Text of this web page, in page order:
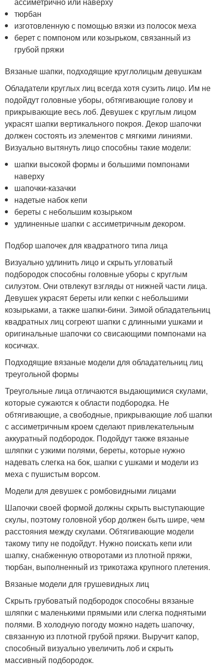
тюрбан
изготовленную с помощью вязки из полосок меха
берет с помпоном или козырьком, связанный из
грубой пряжи
Вязаные шапки, подходящие круглолицым девушкам
Обладатели круглых лиц всегда хотя сузить лицо. Им не
подойдут головные уборы, обтягивающие голову и
прикрывающие весь лоб. Девушек с круглым лицом
украсят шапки вертикального покроя. Декор шапочки
должен состоять из элементов с мягкими линиями.
Визуально вытянуть лицо способны такие модели:
шапки высокой формы и большими помпонами
наверху
шапочки-казачки
надетые набок кепи
береты с небольшим козырьком
удлиненные шапки с ассиметричным декором.
Подбор шапочек для квадратного типа лица
Визуально удлинить лицо и скрыть угловатый
подбородок способны головные уборы с круглым
силуэтом. Они отвлекут взгляды от нижней части лица.
Девушек украсят береты или кепки с небольшими
козырьками, а также шапки-бини. Зимой обладательниц
квадратных лиц согреют шапки с длинными ушками и
оригинальные шапочки со свисающими помпонами на
косичках.
Подходящие вязаные модели для обладательниц лиц
треугольной формы
Треугольные лица отличаются выдающимися скулами,
которые сужаются к области подбородка. Не
обтягивающие, а свободные, прикрывающие лоб шапки
с ассиметричным кроем сделают привлекательным
аккуратный подбородок. Подойдут также вязаные
шляпки с узкими полями, береты, которые нужно
надевать слегка на бок, шапки с ушками и модели из
меха с пушистым ворсом.
Модели для девушек с ромбовидными лицами
Шапочки своей формой должны скрыть выступающие
скулы, поэтому головной убор должен быть шире, чем
расстояния между скулами. Обтягивающие модели
такому типу не подойдут. Нужно поискать кепи или
шапку, снабженную отворотами из плотной пряжи,
тюрбан, выполненный из трикотажа крупного плетения.
Вязаные модели для грушевидных лиц
Скрыть грубоватый подбородок способны вязаные
шляпки с маленькими прямыми или слегка поднятыми
полями. В холодную погоду можно надеть шапочку,
связанную из плотной грубой пряжи. Выручит капор,
способный визуально увеличить лоб и скрыть
массивный подбородок.